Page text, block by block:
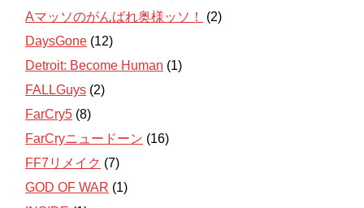
Aマッソのがんばれ奥様ッソ！
(2)
DaysGone (12)
Detroit: Become Human (1)
FALLGuys (2)
FarCry5 (8)
FarCryニュードーン (16)
FF7リメイク (7)
GOD OF WAR (1)